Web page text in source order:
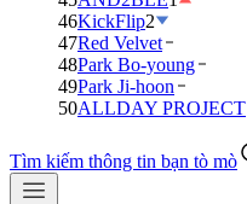
46KickFlip2
47Red Velvet
48Park Bo-young
49Park Ji-hoon
50ALLDAY PROJECT
Tìm kiếm thông tin bạn tò mò